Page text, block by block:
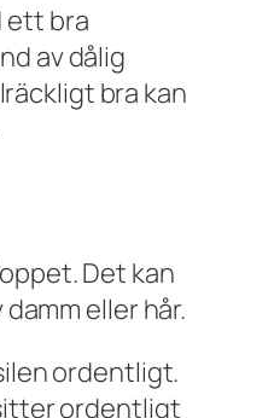
ett bra
av dålig
bra kan
Det kan
eller hår.
ordentligt.
ordentligt